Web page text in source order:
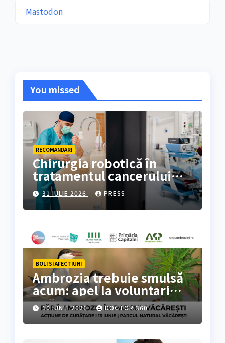
Mastodon
You missed
RECOMANDARI
Chirurgia robotică în
tratamentul cancerului
colorectal
31 IULIE 2026 PRESS
BOLI SI AFECTIUNI
Ambrozia trebuie smulsă
acum: apel la voluntari
pentru acțiune de curățare
în Parcul Natural
Văcărești
10 IUNIE 2026 DOCTOR 360